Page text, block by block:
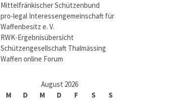
Mittelfränkischer Schützenbund
pro-legal Interessengemeinschaft für
Waffenbesitz e. V.
RWK-Ergebnisübersicht
Schützengesellschaft Thalmässing
Waffen online Forum
August 2026
M
D M D F S
S